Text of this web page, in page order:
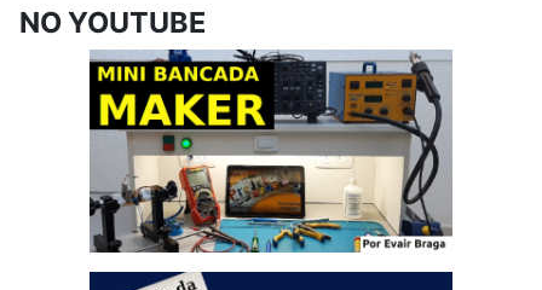
NO YOUTUBE